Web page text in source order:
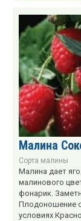
Малина
Сорта малины
Малина дает
малинового
фонарик.
Плодоношение
условиях